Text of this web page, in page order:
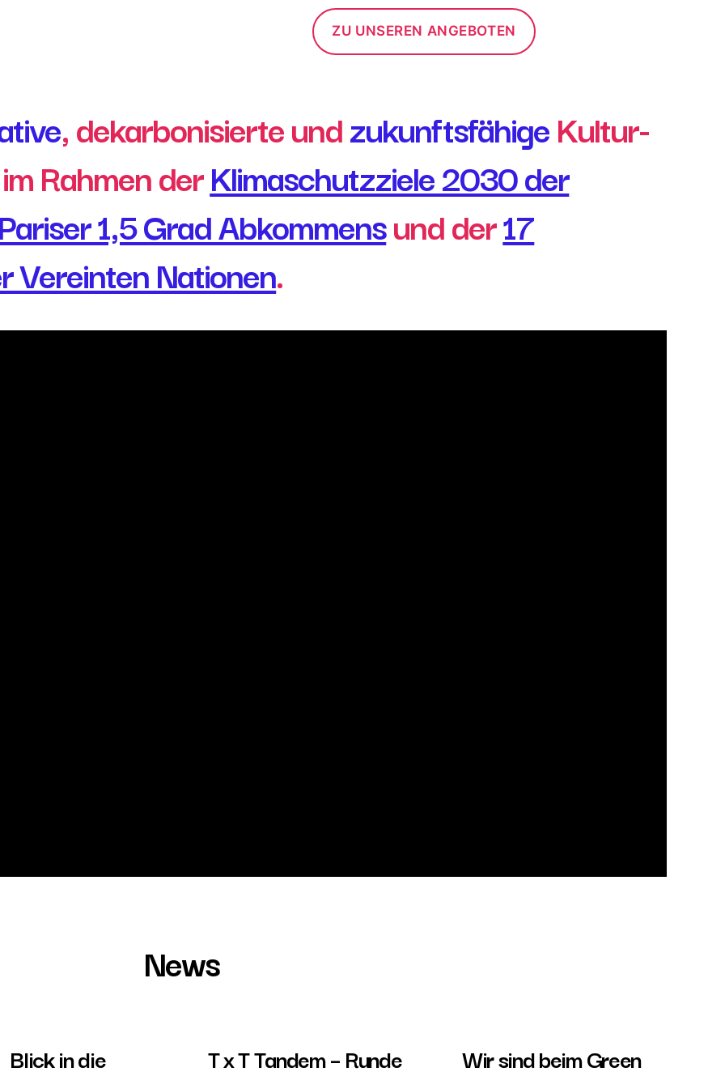
ZU UNSEREN ANGEBOTEN
, dekarbonisierte undzukunftsfähigeKultur-
Rahmen derKlimaschutzziele 2030 der
1,5 Grad Abkommensund der17
Vereinten Nationen.
News
Blick in die T x T Tandem – Runde Wir sind beim Green